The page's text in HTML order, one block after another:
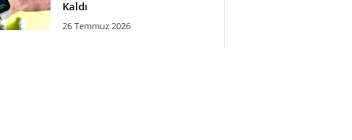
Kaldı
26 Temmuz 2026